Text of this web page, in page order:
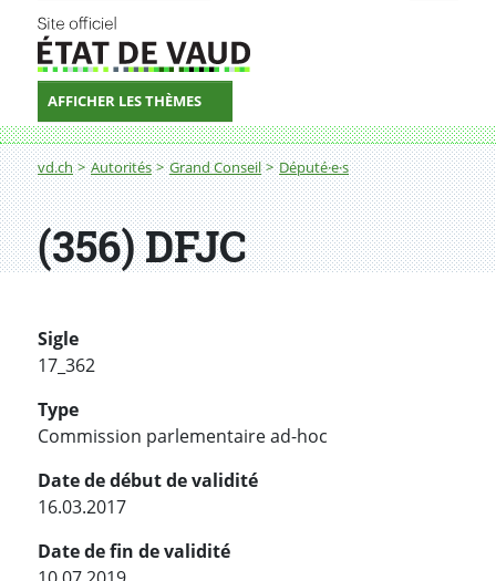
AFFICHER LES THÈMES
Fil d'Ariane
vd.ch Autorités Grand Conseil Député·e·s
(356) DFJC
Sigle
17_362
Type
Commission parlementaire ad-hoc
Date de début de validité
16.03.2017
Date de fin de validité